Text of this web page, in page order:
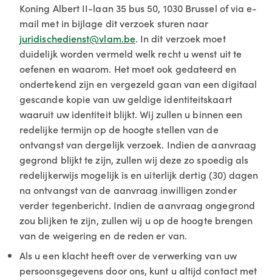
Koning Albert II-laan 35 bus 50, 1030 Brussel of via e-
mail met in bijlage dit verzoek sturen naar
juridischedienst@vlam.be. In dit verzoek moet
duidelijk worden vermeld welk recht u wenst uit te
oefenen en waarom. Het moet ook gedateerd en
ondertekend zijn en vergezeld gaan van een digitaal
gescande kopie van uw geldige identiteitskaart
waaruit uw identiteit blijkt. Wij zullen u binnen een
redelijke termijn op de hoogte stellen van de
ontvangst van dergelijk verzoek. Indien de aanvraag
gegrond blijkt te zijn, zullen wij deze zo spoedig als
redelijkerwijs mogelijk is en uiterlijk dertig (30) dagen
na ontvangst van de aanvraag inwilligen zonder
verder tegenbericht. Indien de aanvraag ongegrond
zou blijken te zijn, zullen wij u op de hoogte brengen
van de weigering en de reden er van.
Als u een klacht heeft over de verwerking van uw
persoonsgegevens door ons, kunt u altijd contact met